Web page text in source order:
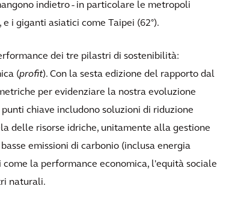
indietro - in particolare le metropoli
i giganti asiatici come Taipei (62°).
dei tre pilastri di sostenibilità:
(profit). Con la sesta edizione del rapporto dal
per evidenziare la nostra evoluzione
chiave includono soluzioni di riduzione
delle risorse idriche, unitamente alla gestione
emissioni di carbonio (inclusa energia
la performance economica, l'equità sociale
naturali.